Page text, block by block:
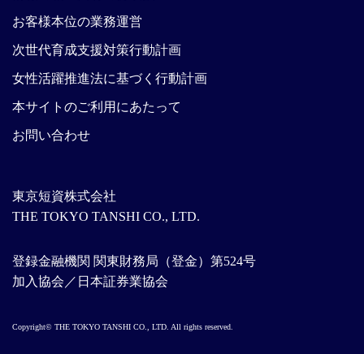
東京短資株式会社
THE TOKYO TANSHI CO., LTD.
登録金融機関 関東財務局（登金）第524号
加入協会／日本証券業協会
お客様本位の業務運営
次世代育成支援対策行動計画
女性活躍推進法に基づく行動計画
本サイトのご利用にあたって
お問い合わせ
Copyright© THE TOKYO TANSHI CO., LTD. All rights reserved.